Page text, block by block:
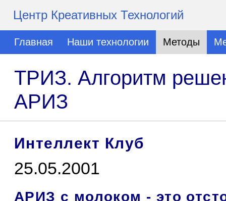
Центр Креативных Технологий
Главная Наши технологии Методы
ТРИЗ. Алгоритм
АРИЗ
Интеллект Клуб
25.05.2001
АРИЗ с молоком - это